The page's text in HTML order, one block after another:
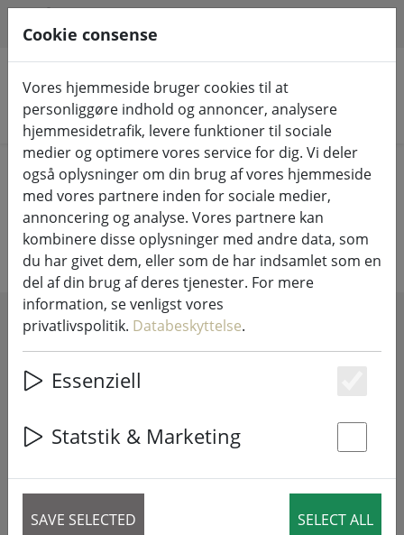
Søg efter produkter
Home LED-lys indendørs og udendørs
LED-lys indendørs og udendørs
SHOW FILTERS
198 articles
Cookie consense
Vores hjemmeside bruger cookies til at
personliggøre indhold og annoncer, analysere
hjemmesidetrafik, levere funktioner til sociale
medier og optimere vores service for dig. Vi deler
også oplysninger om din brug af vores hjemmeside
med vores partnere inden for sociale medier,
annoncering og analyse. Vores partnere kan
kombinere disse oplysninger med andre data, som
du har givet dem, eller som de har indsamlet som en
del af din brug af deres tjenester. For mere
information, se venligst vores
privatlivspolitik. Databeskyttelse.
Essenziell
Statstik & Marketing
SAVE SELECTED SELECT ALL